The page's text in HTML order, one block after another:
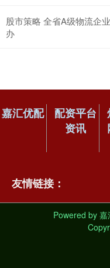
股市策略 全省A级物流企
办
嘉汇优配
配资平台
资讯
友情链接：
Powered by 嘉